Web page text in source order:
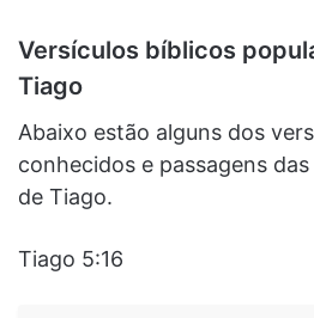
Versículos bíblicos
Tiago
Abaixo estão alguns dos
conhecidos e passagens
de Tiago.
Tiago 5:16